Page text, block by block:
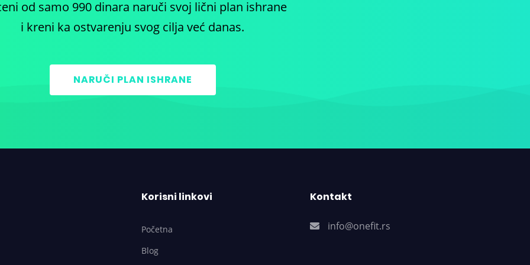
od samo 990 dinara naruči svoj lični plan ishrane
i kreni ka ostvarenju svog cilja već danas.
NARUČI PLAN ISHRANE
Korisni linkovi
Početna
Blog
Kontakt
info@onefit.rs